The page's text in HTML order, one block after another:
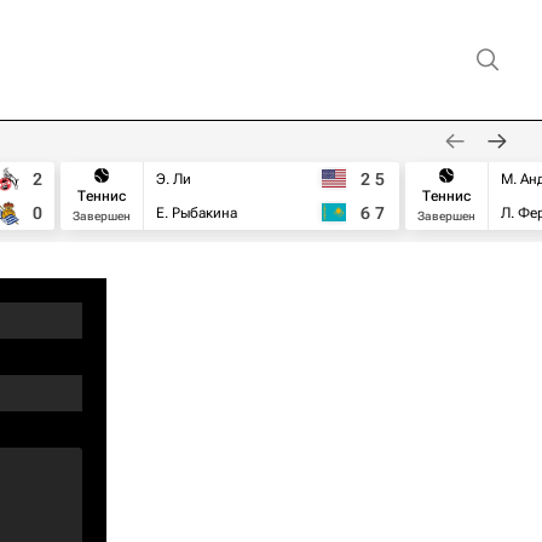
2
0
Теннис
Завершен
Э. Ли
Е. Рыбакина
2 5
6 7
Теннис
Завершен
М.
Л.